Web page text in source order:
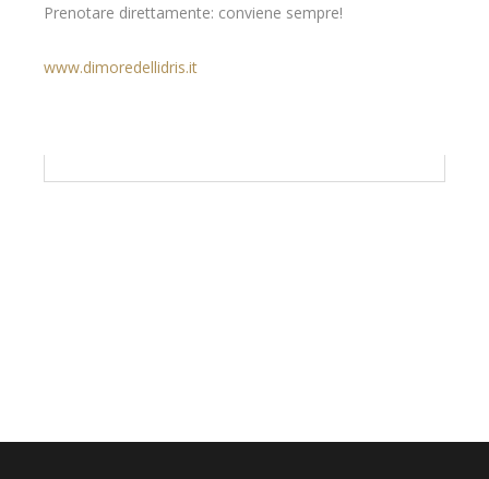
Prenotare direttamente: conviene sempre!
www.dimoredellidris.it